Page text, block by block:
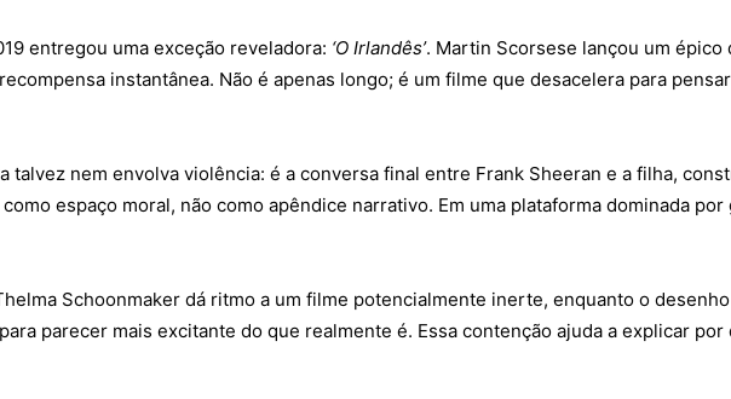
entregou uma exceção reveladora: ‘O Irlandês’. Martin Scorsese lançou um épico
instantânea. Não é apenas longo; é um filme que desacelera para
nem envolva violência: é a conversa final entre Frank Sheeran e a filha,
espaço moral, não como apêndice narrativo. Em uma plataforma dominada
Schoonmaker dá ritmo a um filme potencialmente inerte, enquanto o
parecer mais excitante do que realmente é. Essa contenção ajuda a explicar